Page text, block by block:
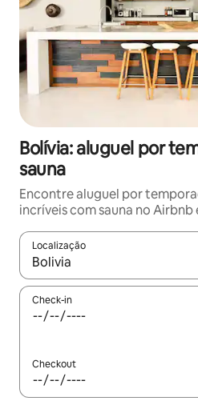
Bolívia: aluguel por
sauna
Encontre aluguel por
incríveis com sauna no Airbnb
Localização
Quando os resultados
Check-in
Checkout